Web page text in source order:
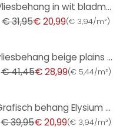
Vliesbehang in wit bladmotief bladlook bloemige natuur
€ 31,95€ 20,99(€ 3,94/m²)
vliesbehang beige plains voor woonkamer slaapkamer behang marburg
€ 41,45€ 28,99(€ 5,44/m²)
Grafisch behang Elysium goud
€ 39,95€ 20,99(€ 3,94/m²)